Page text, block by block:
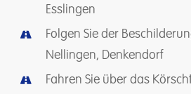
Esslingen
Folgen Sie der
Nellingen, Denkendorf
Fahren Sie über das